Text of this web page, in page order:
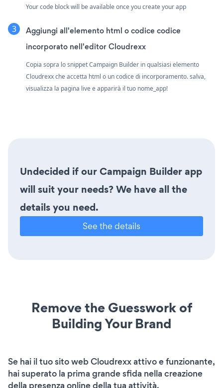
Your code block will be available once you create your app
Aggiungi all'elemento html o codice codice
incorporato nell'editor Cloudrexx
Copia sopra lo snippet Campaign Builder in qualsiasi elemento
Cloudrexx che accetta html o un codice di incorporamento. salva,
visualizza la pagina live e apparirà il tuo nome_app!
Undecided if our Campaign Builder app
will suit your needs? We have all the
details you need.
See the details
Remove the Guesswork of
Building Your Brand
Se hai il tuo sito web Cloudrexx attivo e funzionante,
hai superato la prima grande sfida nella creazione
della presenza online della tua attività.